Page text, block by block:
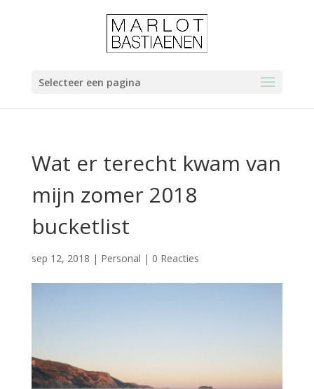
Selecteer een pagina
Wat er terecht kwam van
mijn zomer 2018
bucketlist
sep 12, 2018 | Personal | 0 Reacties